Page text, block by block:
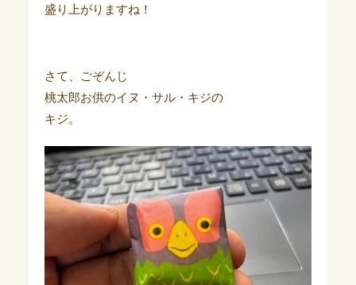
盛り上がりますね！
さて、ごぞんじ
桃太郎お供のイヌ・サル・キジの
キジ。